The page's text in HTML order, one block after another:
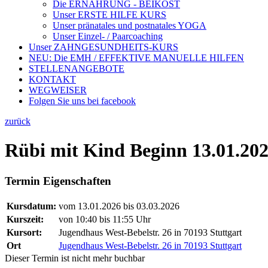
Die ERNÄHRUNG - BEIKOST
Unser ERSTE HILFE KURS
Unser pränatales und postnatales YOGA
Unser Einzel- / Paarcoaching
Unser ZAHNGESUNDHEITS-KURS
NEU: Die EMH / EFFEKTIVE MANUELLE HILFEN
STELLENANGEBOTE
KONTAKT
WEGWEISER
Folgen Sie uns bei facebook
zurück
Rübi mit Kind Beginn
Termin Eigenschaften
Kursdatum: vom 13.01.2026 bis 03.03.2026
Kurszeit:
von 10:40 bis 11:55 Uhr
Kursort:
Jugendhaus West-Bebelstr. 26 in 70193 Stuttgart
Ort
Jugendhaus West-Bebelstr. 26 in 70193 Stuttgart
Dieser Termin ist nicht mehr buchbar